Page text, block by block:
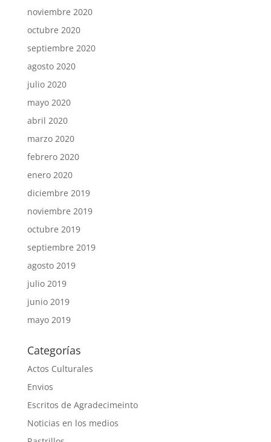
noviembre 2020
octubre 2020
septiembre 2020
agosto 2020
julio 2020
mayo 2020
abril 2020
marzo 2020
febrero 2020
enero 2020
diciembre 2019
noviembre 2019
octubre 2019
septiembre 2019
agosto 2019
julio 2019
junio 2019
mayo 2019
Categorías
Actos Culturales
Envios
Escritos de Agradecimeinto
Noticias en los medios